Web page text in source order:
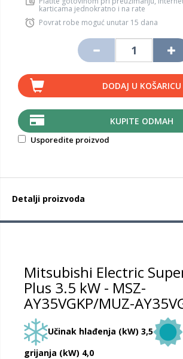
karticama jednokratno i na rate
Povrat robe moguć unutar 15 dana
DODAJ U KOŠARICU
KUPITE ODMAH
Usporedite proizvod
Detalji proizvoda
Mitsubishi Electric
Plus 3.5 kW - MSZ-
AY35VGKP/MUZ-
Učinak hlađenja (kW) 3,5
grijanja (kW) 4,0